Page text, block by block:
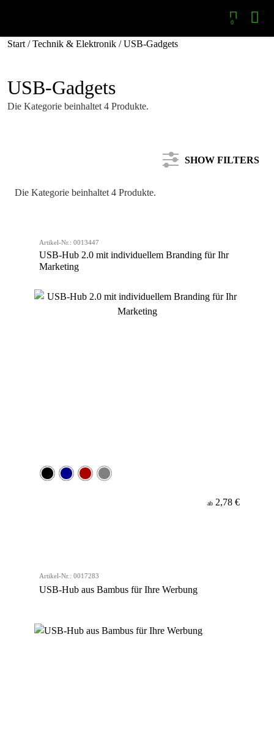
0
Start /Technik & Elektronik / USB-Gadgets
USB-Gadgets
Die Kategorie beinhaltet 4 Produkte.
SHOW FILTERS
Farbe
Die Kategorie beinhaltet 4 Produkte.
Artikel-Nr.: 0013447
USB-Hub 2.0 mit individuellem Branding für Ihr
Marketing
ab 2,78 €
Artikel-Nr.: 0017283
USB-Hub aus Bambus für Ihre Werbung